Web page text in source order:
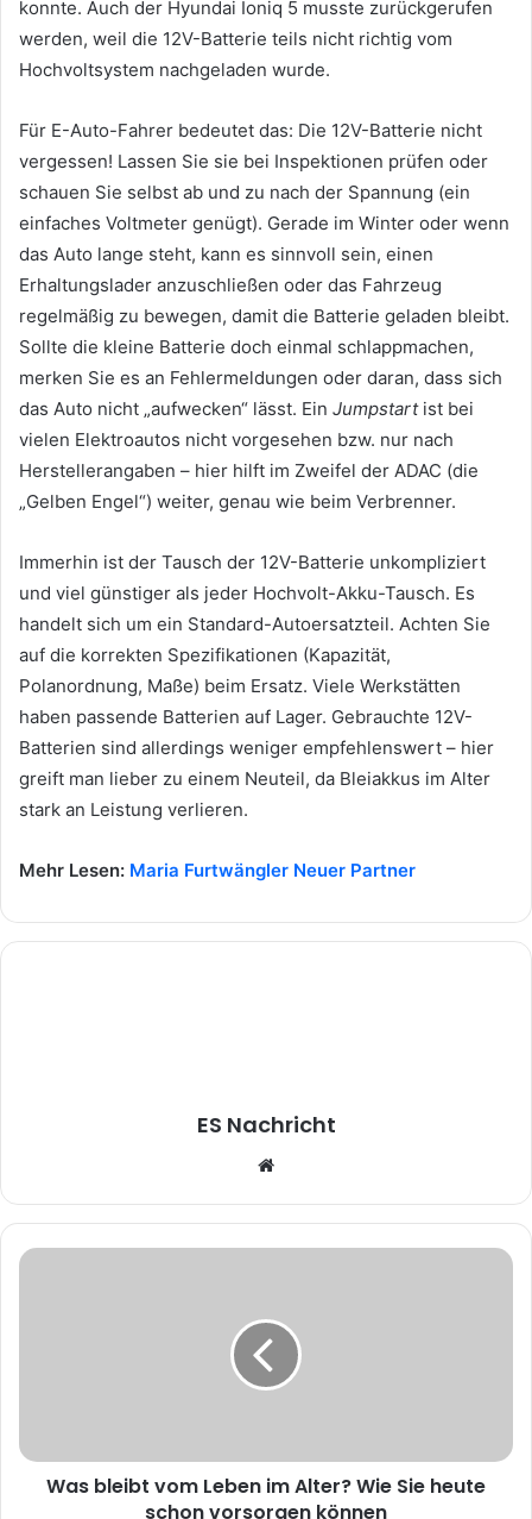
konnte. Auch der Hyundai Ioniq 5 musste zurückgerufen
werden, weil die 12V-Batterie teils nicht richtig vom
Hochvoltsystem nachgeladen wurde.
Für E-Auto-Fahrer bedeutet das: Die 12V-Batterie nicht
vergessen! Lassen Sie sie bei Inspektionen prüfen oder
schauen Sie selbst ab und zu nach der Spannung (ein
einfaches Voltmeter genügt). Gerade im Winter oder wenn
das Auto lange steht, kann es sinnvoll sein, einen
Erhaltungslader anzuschließen oder das Fahrzeug
regelmäßig zu bewegen, damit die Batterie geladen bleibt.
Sollte die kleine Batterie doch einmal schlappmachen,
merken Sie es an Fehlermeldungen oder daran, dass sich
das Auto nicht „aufwecken“ lässt. Ein Jumpstartist bei
vielen Elektroautos nicht vorgesehen bzw. nur nach
Herstellerangaben – hier hilft im Zweifel der ADAC (die
„Gelben Engel“) weiter, genau wie beim Verbrenner.
Immerhin ist der Tausch der 12V-Batterie unkompliziert
und viel günstiger als jeder Hochvolt-Akku-Tausch. Es
handelt sich um ein Standard-Autoersatzteil. Achten Sie
auf die korrekten Spezifikationen (Kapazität,
Polanordnung, Maße) beim Ersatz. Viele Werkstätten
haben passende Batterien auf Lager. Gebrauchte 12V-
Batterien sind allerdings weniger empfehlenswert – hier
greift man lieber zu einem Neuteil, da Bleiakkus im Alter
stark an Leistung verlieren.
Mehr Lesen: Maria Furtwängler Neuer Partner
ES Nachricht
b
s
e
Was bleibt vom Leben im Alter? Wie Sie heute
schon vorsorgen können